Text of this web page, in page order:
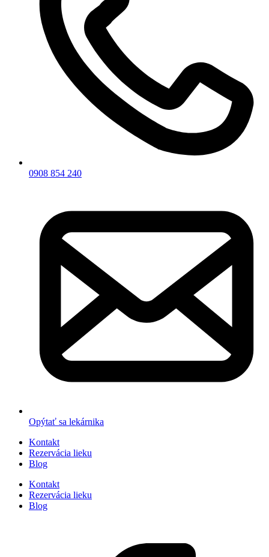
0908 854 240
Opýtať sa lekárnika
Kontakt
Rezervácia lieku
Blog
Kontakt
Rezervácia lieku
Blog